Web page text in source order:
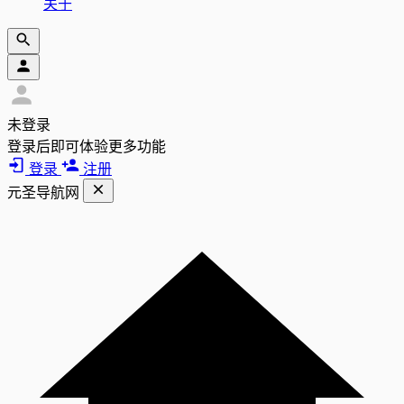
关于
未登录
登录后即可体验更多功能
登录
注册
元圣导航网